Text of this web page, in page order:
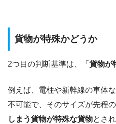
貨物が特殊かどうか
2つ目の判断基準は、「 貨物が
例えば、電柱や新幹線の車体
不可能で、そのサイズが先程の
しまう貨物が特殊な貨物とさ